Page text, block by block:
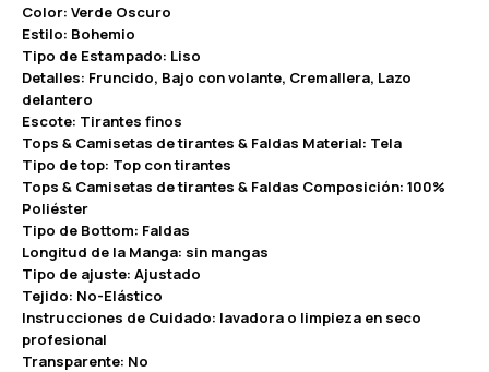
Color: Verde Oscuro
Estilo: Bohemio
Tipo de Estampado: Liso
Detalles: Fruncido, Bajo con volante, Cremallera, Lazo
delantero
Escote: Tirantes finos
Tops & Camisetas de tirantes & Faldas Material: Tela
Tipo de top: Top con tirantes
Tops & Camisetas de tirantes & Faldas Composición: 100%
Poliéster
Tipo de Bottom: Faldas
Longitud de la Manga: sin mangas
Tipo de ajuste: Ajustado
Tejido: No-Elástico
Instrucciones de Cuidado: lavadora o limpieza en seco
profesional
Transparente: No